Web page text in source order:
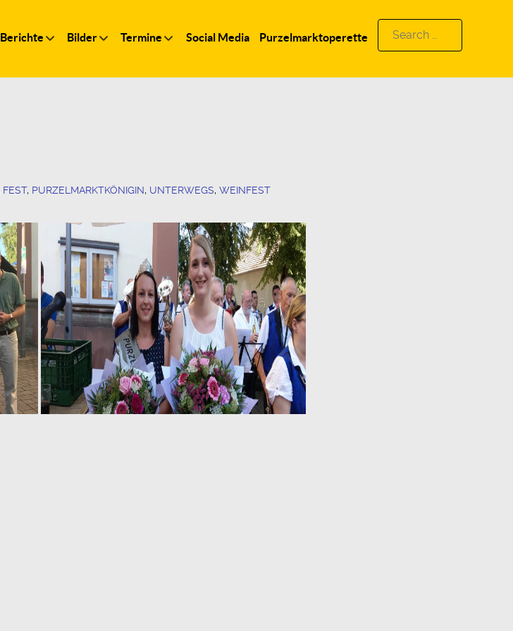
Berichte Bilder Termine Social Media Purzelmarktoperette
Search
for:
FEST, PURZELMARKTKÖNIGIN, UNTERWEGS, WEINFEST